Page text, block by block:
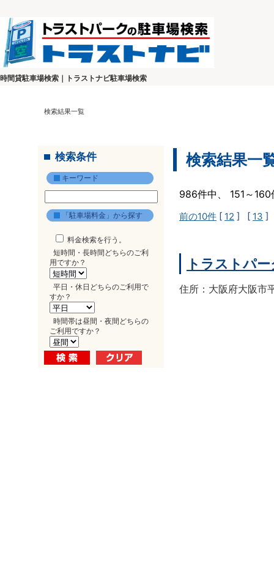
時間貸駐車場検索｜トラストナビ駐車場検索
検索結果一覧
検索条件
キーワード
「駐車場料金」から探す
料金検索を行う。
短時間・長時間どちらのご利
用ですか？
平日・休日どちらのご利用で
すか？
時間帯は昼間・夜間どちらの
ご利用ですか？
検索結果一
986件中、 151～
前の10件 [ 12 ] [ 13 ]
トラストパ
住所：大阪府大阪市